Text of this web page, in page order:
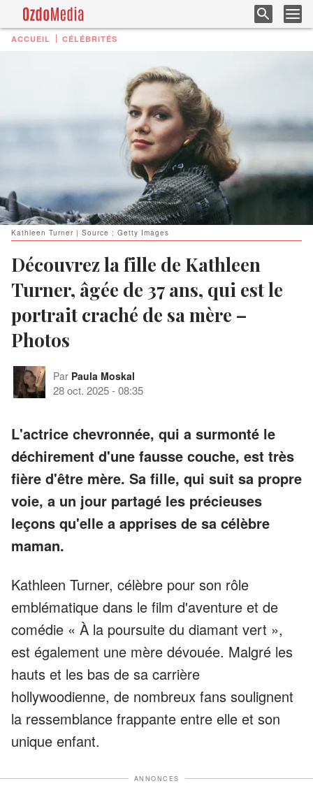
ACCUEIL CÉLÉBRITÉS
Kathleen Turner | Source : Getty Images
Découvrez la fille de Kathleen
Turner, âgée de 37 ans, qui est le
portrait craché de sa mère –
Photos
Par Paula Moskal
28 oct. 2025-08:35
L'actrice chevronnée, qui a surmonté le
déchirement d'une fausse couche, est très
fière d'être mère. Sa fille, qui suit sa propre
voie, a un jour partagé les précieuses
leçons qu'elle a apprises de sa célèbre
maman.
Kathleen Turner, célèbre pour son rôle
emblématique dans le film d'aventure et de
comédie « À la poursuite du diamant vert »,
est également une mère dévouée. Malgré les
hauts et les bas de sa carrière
hollywoodienne, de nombreux fans soulignent
la ressemblance frappante entre elle et son
unique enfant.
ANNONCES